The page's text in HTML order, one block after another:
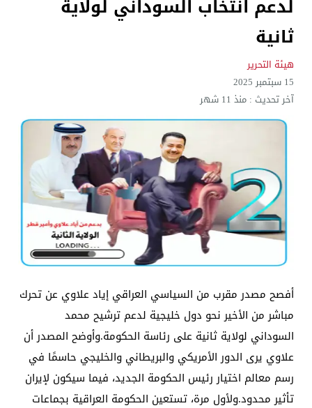
لدعم انتخاب السوداني لولاية
ثانية
هيئة التحرير
15 سبتمبر 2025
آخر تحديث :منذ 11 شهر
أفصح مصدر مقرب من السياسي العراقي إياد علاوي عن تحرك
مباشر من الأخير نحو دول خليجية لدعم ترشيح محمد
السوداني لولاية ثانية على رئاسة الحكومة.وأوضح المصدر أن
علاوي يرى الدور الأمريكي والبريطاني والخليجي حاسمًا في
رسم معالم اختيار رئيس الحكومة الجديد، فيما سيكون لإيران
تأثير محدود.ولأول مرة، تستعين الحكومة العراقية بجماعات